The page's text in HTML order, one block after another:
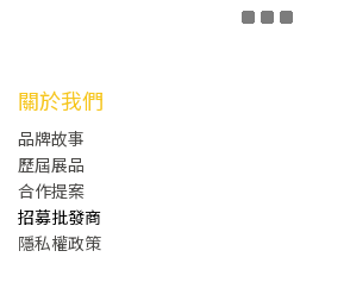
關於我們
品牌故事
歷屆展品
合作提案
招募批發商
隱私權政策